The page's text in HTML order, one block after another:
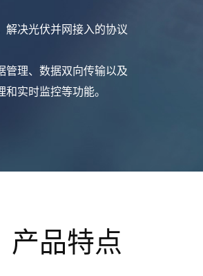
解决光伏并网接入的协议
管理、数据双向传输以及
实时监控等功能。
产品特点